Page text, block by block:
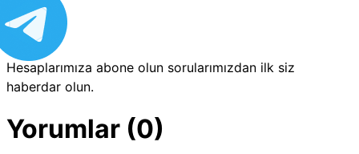
Hesaplarımıza abone olun sorularımızdan ilk siz
haberdar olun.
Yorumlar (0)